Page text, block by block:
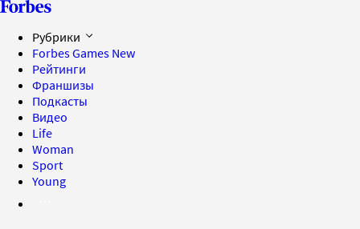
Рубрики
Forbes Games New
Рейтинги
Франшизы
Подкасты
Видео
Life
Woman
Sport
Young